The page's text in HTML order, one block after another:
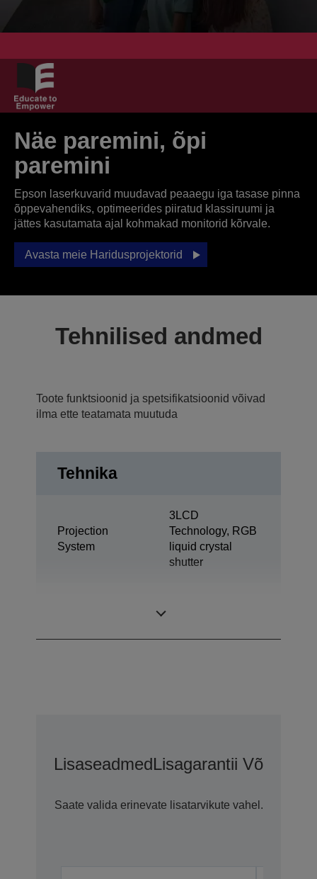
Näe paremini, õpi
paremini
Epson laserkuvarid muudavad peaaegu iga tasase pinna
õppevahendiks, optimeerides piiratud klassiruumi ja
jättes kasutamata ajal kohmakad monitorid kõrvale.
Avasta meie Haridusprojektorid
Tehnilised andmed
Toote funktsioonid ja spetsifikatsioonid võivad
ilma ette teatamata muutuda
Tehnika
Projection
System
3LCD
Technology, RGB
liquid crystal
shutter
LisaseadmedLisagarantii
Saate valida erinevate lisatarvikute vahel.